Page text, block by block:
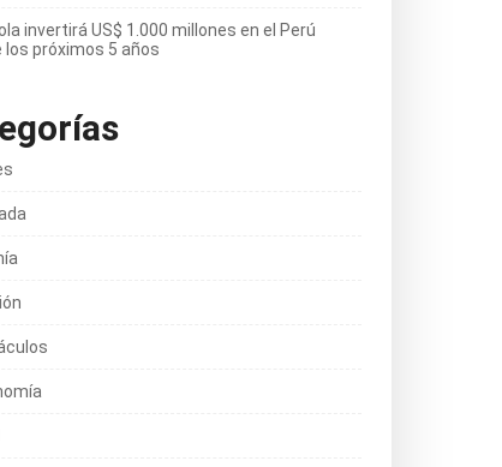
invertirá US$ 1.000 millones en el Perú
los próximos 5 años